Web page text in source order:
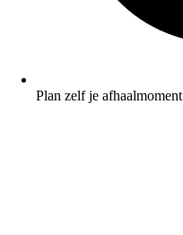
Plan zelf je afhaalmoment